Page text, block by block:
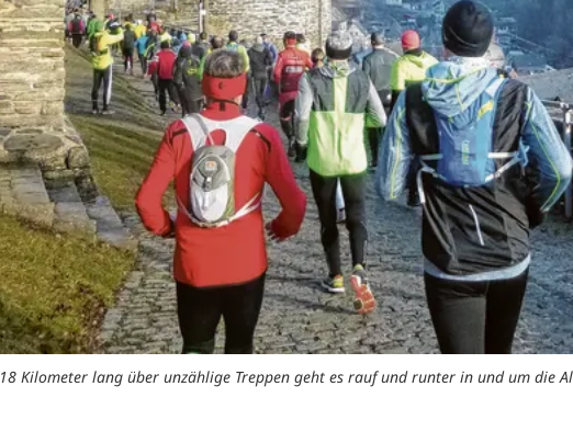
18 Kilometer lang über unzählige Treppen geht es rauf und runter in und um die